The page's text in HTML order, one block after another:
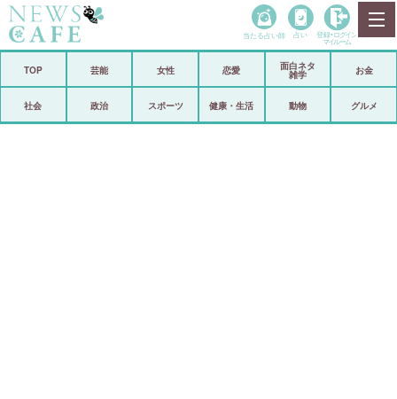
政治
当たる占い師 占い 登録• ログイン
マイルーム
TOP 芸能 女性 恋愛
面白ネタ
雑学
お金
社会 政治 スポーツ 健康・生活 動物 グルメ